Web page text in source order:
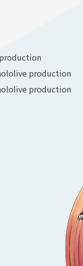
production
production